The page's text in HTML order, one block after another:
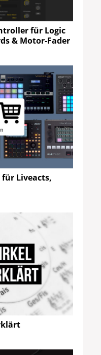
für Logic
& Motor-Fader
für Liveacts,